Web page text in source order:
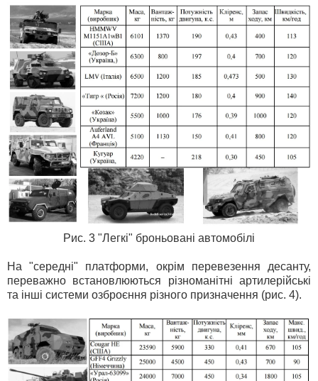
Рис. 3 "Легкі" броньовані автомобілі
На "середні" платформи, окрім перевезення десанту,
переважно встановлюються різноманітні артилерійські
та інші системи озброєння різного призначення (рис. 4).